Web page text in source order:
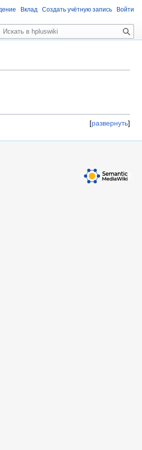
развернуть
Вклад Создать учётную запись Войти
П